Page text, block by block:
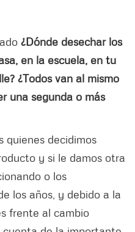
¿Dónde desechar los
en la escuela, en tu
¿Todos van al mismo
una segunda o más
quienes decidimos
y si le damos otra
o los
los años, y debido a la
frente al cambio